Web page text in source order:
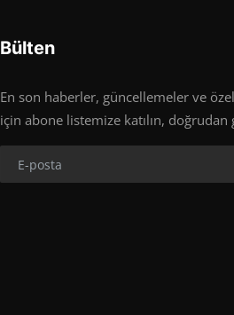
Bülten
En son haberler, güncellemeler ve
için abone listemize katılın, doğrudan